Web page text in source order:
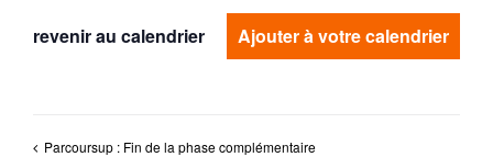
revenir au calendrier Ajouter à votre calendrier
Parcoursup : Fin de la phase complémentaire